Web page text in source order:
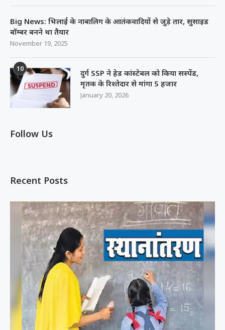
Big News: भिलाई के नाबालिग के आतंकवादियों से जुड़े तार, सुसाइड
बॉम्बर बनने था तैयार
November 19, 2025
10
दुर्ग SSP ने हेड कांस्टेबल को किया सस्पेंड,
मृतक के रिश्तेदार से मांगा 5 हजार
January 20, 2026
Follow Us
Recent Posts